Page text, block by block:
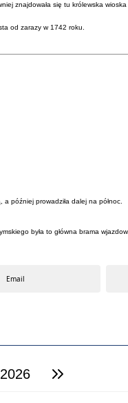
znajdowała się tu królewska
od zarazy w 1742 roku.
później prowadziła dalej na północ.
była to główna brama
Email
2026 następny rok